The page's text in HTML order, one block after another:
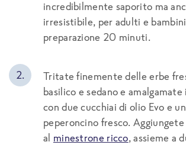
incredibilmente saporito ma
irresistibile, per adulti e
preparazione 20 minuti.
Tritate finemente delle erbe
basilico e sedano e
con due cucchiai di olio Evo e
peperoncino fresco.
al minestrone ricco, assieme a